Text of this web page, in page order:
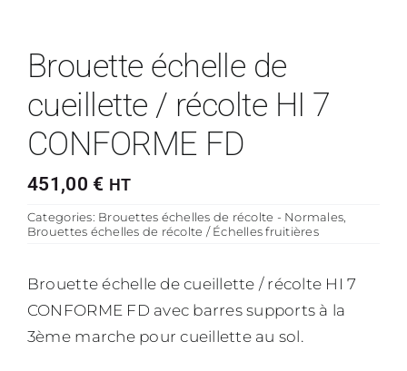
Brouette échelle de
cueillette / récolte HI 7
CONFORME FD
451,00 € HT
Categories: Brouettes échelles de récolte - Normales
Brouettes échelles de récolte / Échelles fruitières
Brouette échelle de cueillette / récolte HI 7
CONFORME FD avec barres supports à la
3ème marche pour cueillette au sol.